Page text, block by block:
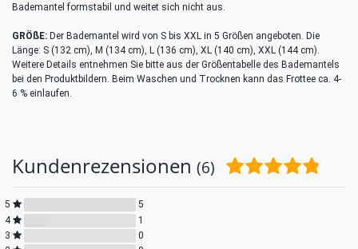
Bademantel formstabil und weitet sich nicht aus.
GRÖßE: Der Bademantel wird von S bis XXL in 5 Größen angeboten. Die
Länge: S (132 cm), M (134 cm), L (136 cm), XL (140 cm), XXL (144 cm).
Weitere Details entnehmen Sie bitte aus der Größentabelle des Bademantels
bei den Produktbildern. Beim Waschen und Trocknen kann das Frottee ca. 4-
6 % einlaufen.
Kundenrezensionen (6)
5
5
4
1
3
0